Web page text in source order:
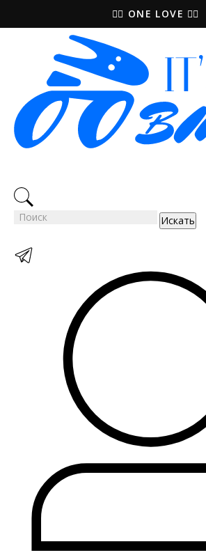
🚵‍♀️ ONE LOVE 🚴‍♀️
Искать